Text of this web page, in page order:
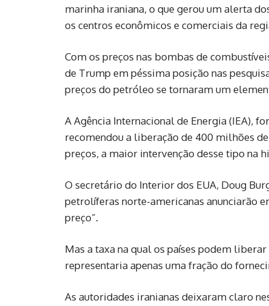
marinha iraniana, o que gerou um alerta
os centros econômicos e comerciais da
Com os preços nas bombas de
de Trump em péssima posição nas
preços do petróleo se tornaram um
A Agência Internacional de Energia (IEA),
recomendou a liberação de 400 milhões
preços, a maior intervenção desse tipo na
O secretário do Interior dos EUA, Doug
petrolíferas norte-americanas anunciarão
preço”.
Mas a taxa na qual os países podem
representaria apenas uma fração do
As autoridades iranianas deixaram claro